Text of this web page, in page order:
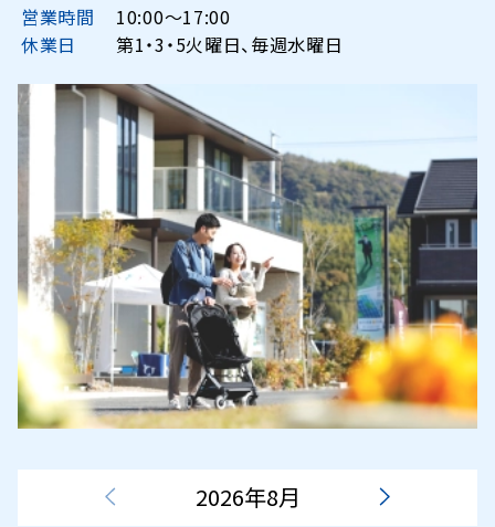
営業時間
10:00〜17:00
休業日
第1・3・5火曜日、毎週水曜日
2026年8月